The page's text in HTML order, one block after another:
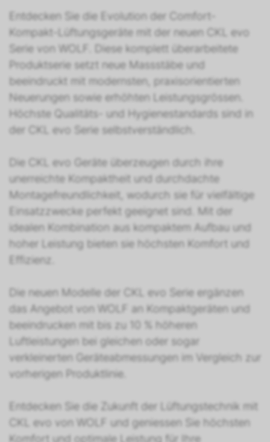
Entdecken Sie die Evolution der Comfort-
Kompakt-Lüftungsgeräte mit der neuen CKL evo
Serie von WOLF. Diese komplett überarbeitete
Produktserie setzt neue Massstäbe und
beeindruckt mit modernsten, praxisorientierten
Neuerungen sowie erhöhten Leistungsgrössen.
Höchste Qualitäts- und Hygienestandards sind in
der CKL evo Serie selbstverständlich.
Die CKL evo Geräte überzeugen durch ihre
unerreichte Kompaktheit und durchdachte
Montagefreundlichkeit, wodurch sie für vielfältige
Einsatzzwecke perfekt geeignet sind. Mit der
idealen Kombination aus kompaktem Aufbau und
hoher Leistung bieten sie höchsten Komfort und
Effizienz.
Die neuen Modelle der CKL evo Serie ergänzen
das Angebot von WOLF an Kompaktgeräten und
beeindrucken mit bis zu 10 % höheren
Luftleistungen bei gleichen oder sogar
verkleinerten Geräteabmessungen im Vergleich zur
vorherigen Produktlinie.
Entdecken Sie die Zukunft der Lüftungstechnik mit
CKL evo von WOLF und geniessen Sie höchsten
Komfort und optimale Leistung für Ihre